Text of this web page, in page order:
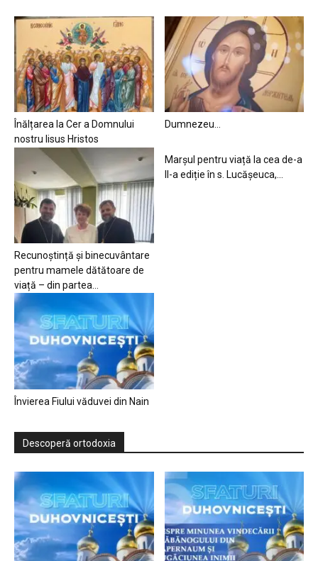
Înălțarea la Cer a Domnului
nostru Iisus Hristos
Dumnezeu…
Recunoștință și binecuvântare
pentru mamele dătătoare de
viață – din partea...
Marșul pentru viață la cea de-a
II-a ediție în s. Lucășeuca,...
Învierea Fiului văduvei din Nain
Descoperă ortodoxia